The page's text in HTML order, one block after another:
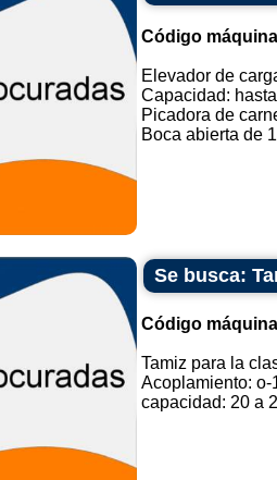
Código
Elevador de
Capacidad:
Picadora de
Boca abierta de
Se busca:
Código
Tamiz para la
Acoplamiento: o-
capacidad: 20 a